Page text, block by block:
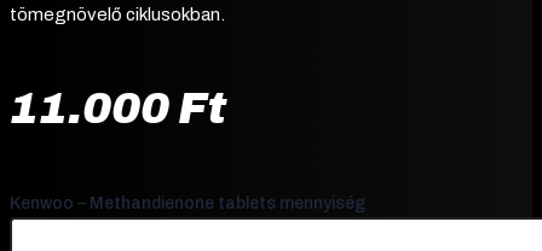
tömegnövelő ciklusokban.
11.000 Ft
Kenwoo – Methandienone tablets mennyiség